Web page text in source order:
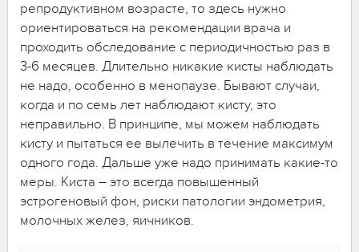
репродуктивном возрасте, то здесь нужно
ориентироваться на рекомендации врача и
проходить обследование с периодичностью раз в
3-6 месяцев. Длительно никакие кисты наблюдать
не надо, особенно в менопаузе. Бывают случаи,
когда и по семь лет наблюдают кисту, это
неправильно. В принципе, мы можем наблюдать
кисту и пытаться ее вылечить в течение максимум
одного года. Дальше уже надо принимать какие-то
меры. Киста – это всегда повышенный
эстрогеновый фон, риски патологии эндометрия,
молочных желез, яичников.